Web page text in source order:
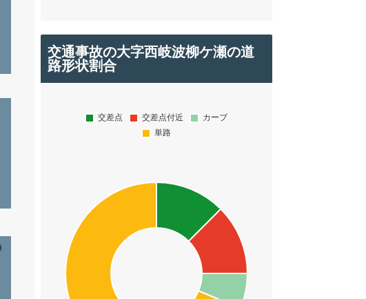
交通事故の大字西岐波柳ケ瀬の道
路形状割合